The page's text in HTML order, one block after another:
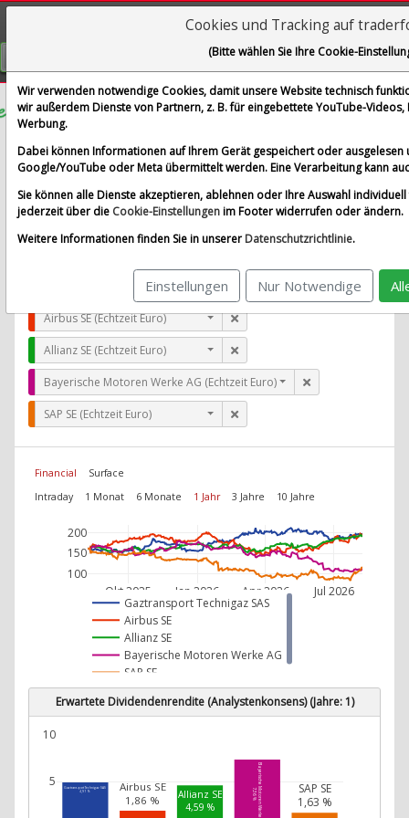
Gaztransport Technigaz SAS
im Vergleich mit Airbus SE, Allianz SE, Bayerische
Aktualisieren
Gaztransport Technigaz SAS (Echtzeit Euro)
Airbus SE (Echtzeit Euro)
Allianz SE (Echtzeit Euro)
Bayerische Motoren Werke AG (Echtzeit Euro)
SAP SE (Echtzeit Euro)
Financial
Surface
Intraday
1 Monat 6 Monate 1 Jahr 3 Jahre 10 Jahre
Okt 2025 Jan 2026 Apr 2026 Jul 2026
100
150
200
Gaztransport Technigaz SAS
Airbus SE
Allianz SE
Bayerische Motoren Werke AG
SAP SE
Erwartete Dividendenrendite (Analystenkonsens) (Jahre: 1)
Gaztransport Technigaz SAS
4,91 % Airbus SE
1,86 % Allianz SE
4,59 % Bayerische Motoren Werke AG
7,36 % SAP SE
1,63 %
5
10
Cookies und Tracking auf
(Bitte wählen Sie Ihre Cookie-
Wir verwenden notwendige Cookies, damit unsere Website technisch
wir außerdem Dienste von Partnern, z. B. für eingebettete YouTube-
Werbung.
Dabei können Informationen auf Ihrem Gerät gespeichert oder
Google/YouTube oder Meta übermittelt werden. Eine Verarbeitung kann
Sie können alle Dienste akzeptieren, ablehnen oder Ihre Auswahl
jederzeit über die Cookie-Einstellungenim Footer widerrufen oder ändern.
Weitere Informationen finden Sie in unserer Datenschutzrichtlinie.
Einstellungen Nur Notwendige